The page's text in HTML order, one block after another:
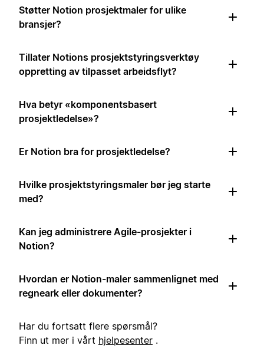
Støtter Notion prosjektmaler for ulike
bransjer?
Tillater Notions prosjektstyringsverktøy
oppretting av tilpasset arbeidsflyt?
Hva betyr «komponentsbasert
prosjektledelse»?
Er Notion bra for prosjektledelse?
Hvilke prosjektstyringsmaler bør jeg starte
med?
Kan jeg administrere Agile-prosjekter i
Notion?
Hvordan er Notion-maler sammenlignet med
regneark eller dokumenter?
Har du fortsatt flere spørsmål?
Finn ut mer i vårt hjelpesenter .